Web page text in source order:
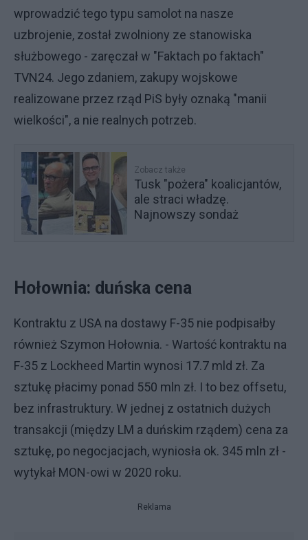
wprowadzić tego typu samolot na nasze
uzbrojenie, został zwolniony ze stanowiska
służbowego - zaręczał w "Faktach po faktach"
TVN24. Jego zdaniem, zakupy wojskowe
realizowane przez rząd PiS były oznaką "manii
wielkości", a nie realnych potrzeb.
Zobacz także
Tusk "pożera" koalicjantów,
ale straci władzę.
Najnowszy sondaż
Hołownia: duńska cena
Kontraktu z USA na dostawy F-35 nie podpisałby
również Szymon Hołownia. - Wartość kontraktu na
F-35 z Lockheed Martin wynosi 17.7 mld zł. Za
sztukę płacimy ponad 550 mln zł. I to bez offsetu,
bez infrastruktury. W jednej z ostatnich dużych
transakcji (między LM a duńskim rządem) cena za
sztukę, po negocjacjach, wyniosła ok. 345 mln zł -
wytykał MON-owi w 2020 roku.
Reklama